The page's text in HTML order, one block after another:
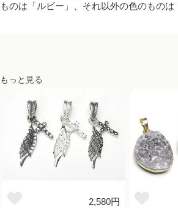
ものは「ルビー」、それ以外の色のもの
もっと見る
2,580円